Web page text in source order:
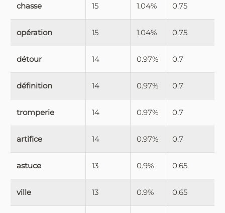
chasse 15 1.04% 0.75
opération 15 1.04% 0.75
détour 14 0.97% 0.7
définition 14 0.97% 0.7
tromperie 14 0.97% 0.7
artifice 14 0.97% 0.7
astuce 13 0.9% 0.65
ville 13 0.9% 0.65